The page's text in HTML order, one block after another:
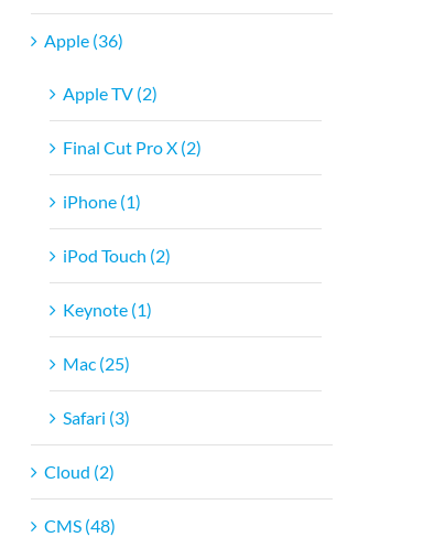
Apple (36)
Apple TV (2)
Final Cut Pro X (2)
iPhone (1)
iPod Touch (2)
Keynote (1)
Mac (25)
Safari (3)
Cloud (2)
CMS (48)